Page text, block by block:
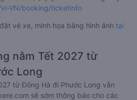
VN/booking/ticketinfo
vé xe, minh họa bằng hình ảnh tại
nằm Tết 2027 từ
Long
từ Đông Hà đi Phước Long vẫn
sẽ sớm thông báo cho các